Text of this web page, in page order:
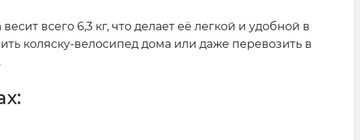
всего 6,3 кг, что делает её легкой и удобной в
коляску-велосипед дома или даже перевозить в